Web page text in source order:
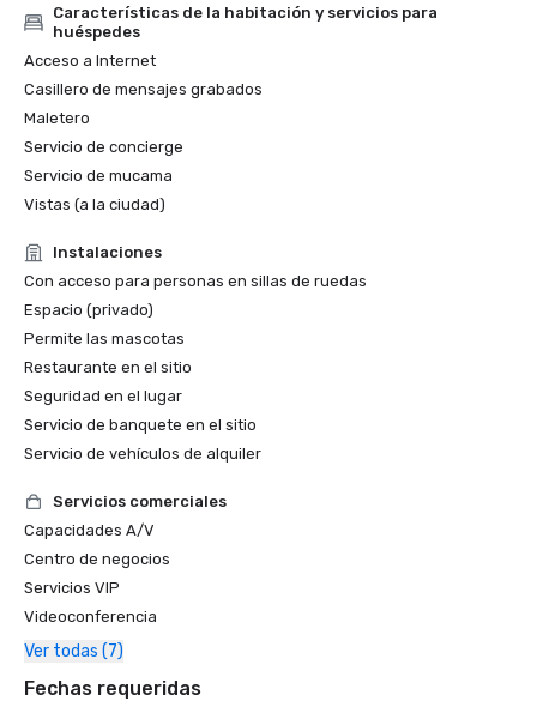
Características de la habitación y servicios para
huéspedes
Acceso a Internet
Casillero de mensajes grabados
Maletero
Servicio de concierge
Servicio de mucama
Vistas (a la ciudad)
Instalaciones
Con acceso para personas en sillas de ruedas
Espacio (privado)
Permite las mascotas
Restaurante en el sitio
Seguridad en el lugar
Servicio de banquete en el sitio
Servicio de vehículos de alquiler
Servicios comerciales
Capacidades A/V
Centro de negocios
Servicios VIP
Videoconferencia
Ver todas (7)
Fechas requeridas